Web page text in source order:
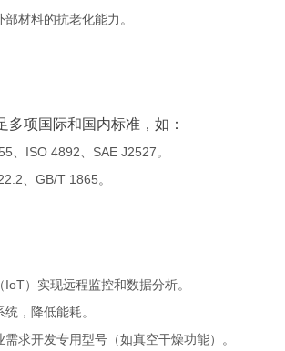
材料的抗老化能力。
多项国际和国内标准，如：
、ISO 4892、SAE J2527。
、GB/T 1865。
）实现远程监控和数据分析。
，降低能耗。
求开发专用型号（如真空干燥功能）。